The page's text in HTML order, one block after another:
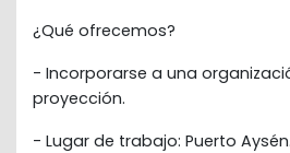
¿Qué ofrecemos?
- Incorporarse a una
proyección.
- Lugar de trabajo: Puerto Aysén.